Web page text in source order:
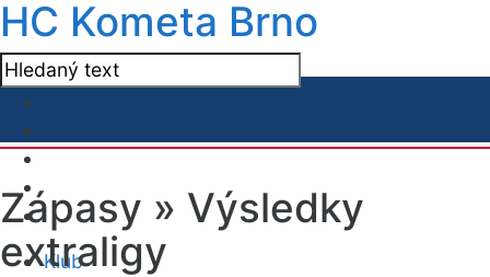
HC Kometa Brno
Klub
Zápasy » Výsledky
extraligy